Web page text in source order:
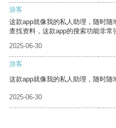
游客
这款app就像我的私人助理，随时
查找资料，这款app的搜索功能非常
2025-06-30
游客
这款app就像我的私人助理，随时随
2025-06-30